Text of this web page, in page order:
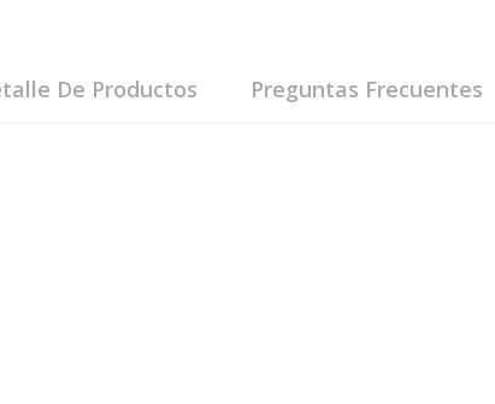
De Productos Preguntas Frecuentes